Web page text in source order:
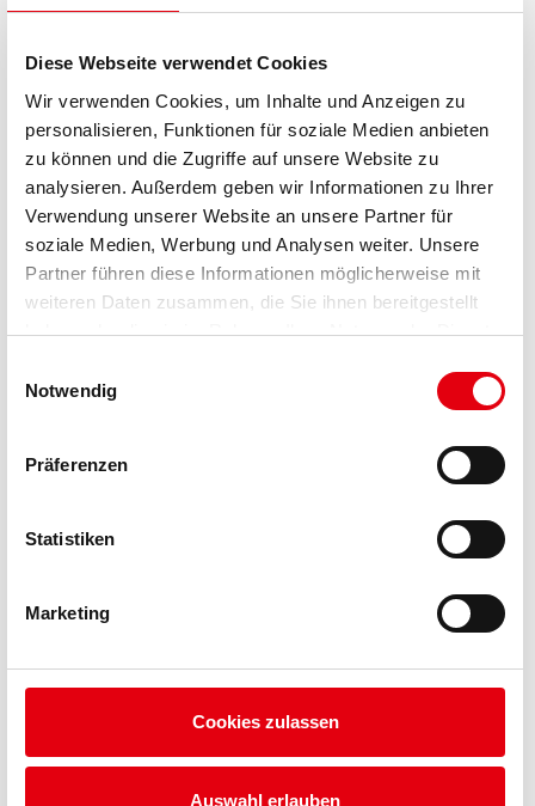
Diese Webseite verwendet Cookies
Wir verwenden Cookies, um Inhalte und Anzeigen zu
personalisieren, Funktionen für soziale Medien anbieten
zu können und die Zugriffe auf unsere Website zu
analysieren. Außerdem geben wir Informationen zu Ihrer
Verwendung unserer Website an unsere Partner für
soziale Medien, Werbung und Analysen weiter. Unsere
Partner führen diese Informationen möglicherweise mit
weiteren Daten zusammen, die Sie ihnen bereitgestellt
haben oder die sie im Rahmen Ihrer Nutzung der Dienste
Notwendig
Präferenzen
Statistiken
Marketing
Cookies zulassen
Auswahl erlauben
Potenzialausgleich